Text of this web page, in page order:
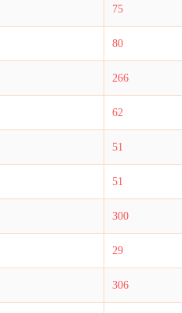
75
80
266
62
51
51
300
29
306